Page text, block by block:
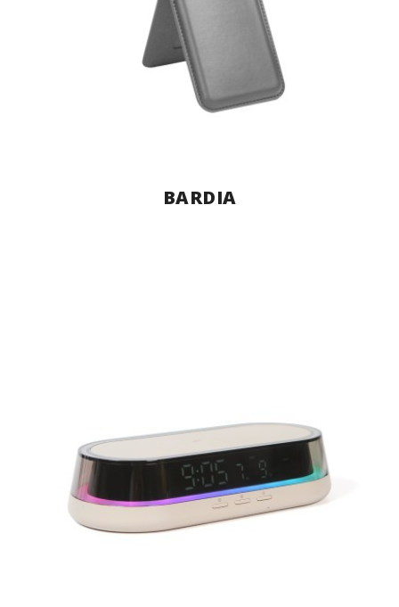
BARDIA